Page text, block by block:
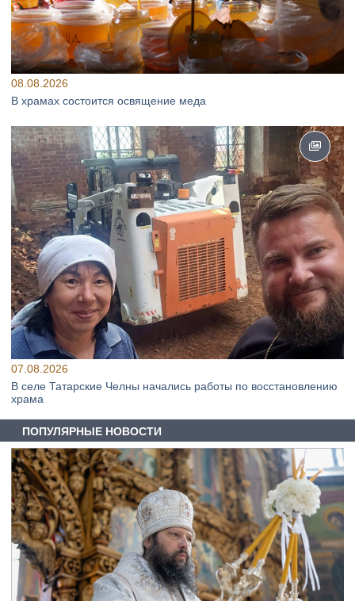
08.08.2026
В храмах состоится освящение меда
07.08.2026
В селе Татарские Челны начались работы по восстановлению
храма
ПОПУЛЯРНЫЕ НОВОСТИ